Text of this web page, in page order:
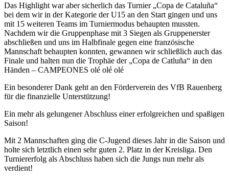
Das Highlight war aber sicherlich das Turnier „Copa de Cataluña“
bei dem wir in der Kategorie der U15 an den Start gingen und uns
mit 15 weiteren Teams im Turniermodus behaupten mussten.
Nachdem wir die Gruppenphase mit 3 Siegen als Gruppenerster
abschließen und uns im Halbfinale gegen eine französische
Mannschaft behaupten konnten, gewannen wir schließlich auch das
Finale und halten nun die Trophäe der „Copa de Catluña“ in den
Händen – CAMPEONES olé olé olé
Ein besonderer Dank geht an den Förderverein des VfB Rauenberg
für die finanzielle Unterstützung!
Ein mehr als gelungener Abschluss einer erfolgreichen und spaßigen
Saison!
Mit 2 Mannschaften ging die C-Jugend dieses Jahr in die Saison und
holte sich letztlich einen sehr guten 2. Platz in der Kreisliga. Den
Turniererfolg als Abschluss haben sich die Jungs nun mehr als
verdient!